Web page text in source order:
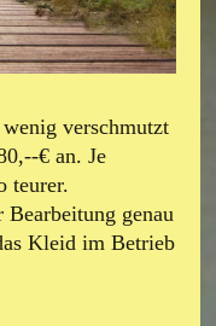
verschmutzt
€ an. Je
teurer.
genau
Kleid im Betrieb